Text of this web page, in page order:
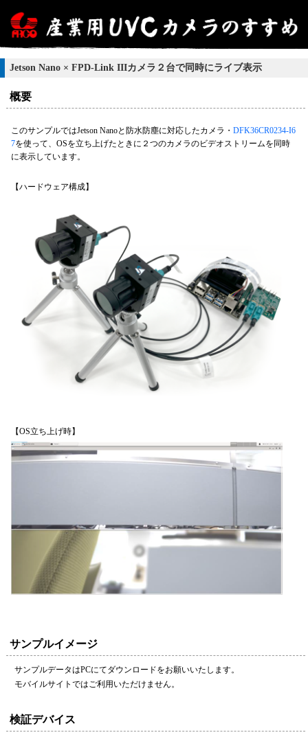
Jetson Nano × FPD-Link IIIカメラ２台で同時にライブ表示
概要
このサンプルではJetson Nanoと防水防塵に対応したカメラ・DFK36CR0234-I6
7を使って、OSを立ち上げたときに２つのカメラのビデオストリームを同時
に表示しています。
【ハードウェア構成】
【OS立ち上げ時】
サンプルイメージ
サンプルデータはPCにてダウンロードをお願いいたします。
モバイルサイトではご利用いただけません。
検証デバイス